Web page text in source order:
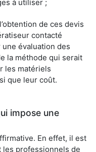
à utiliser ;
de ces devis
contacté
évaluation des
la méthode qui serait
les matériels
que leur coût.
impose une
En effet, il est
professionnels de